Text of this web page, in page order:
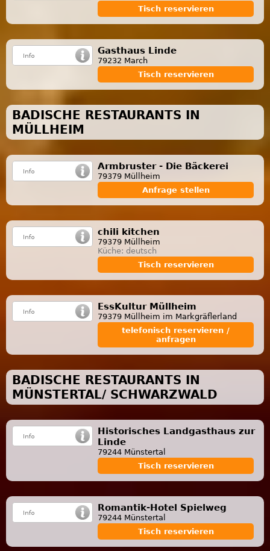
Tisch reservieren
Gasthaus Linde
79232 March
Tisch reservieren
BADISCHE RESTAURANTS IN
MÜLLHEIM
Armbruster - Die Bäckerei
79379 Müllheim
Anfrage stellen
chili kitchen
79379 Müllheim
Küche: deutsch
Tisch reservieren
EssKultur Müllheim
79379 Müllheim im Markgräflerland
telefonisch reservieren /
anfragen
BADISCHE RESTAURANTS IN
MÜNSTERTAL/ SCHWARZWALD
Historisches Landgasthaus zur
Linde
79244 Münstertal
Tisch reservieren
Romantik-Hotel Spielweg
79244 Münstertal
Tisch reservieren